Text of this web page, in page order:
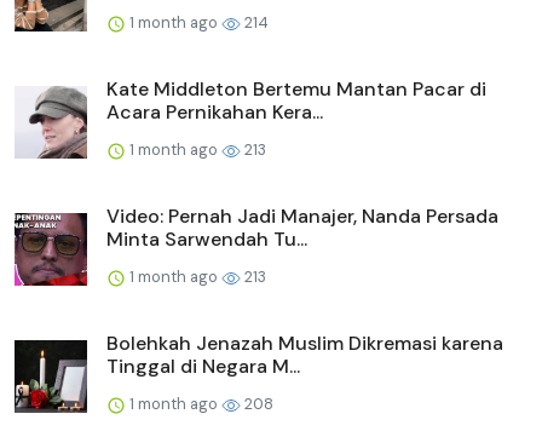
1 month ago 214
Kate Middleton Bertemu Mantan Pacar di
Acara Pernikahan Kera...
1 month ago 213
Video: Pernah Jadi Manajer, Nanda Persada
Minta Sarwendah Tu...
1 month ago 213
Bolehkah Jenazah Muslim Dikremasi karena
Tinggal di Negara M...
1 month ago 208